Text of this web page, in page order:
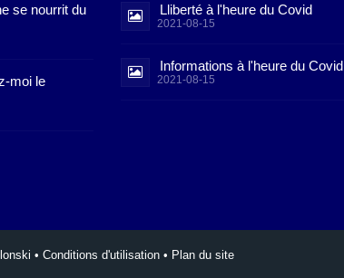
se nourrit du
moi le
Lliberté à l'heure du Covid
2021-08-15
Informations à l'heure du Covid
2021-08-15
• Conditions d'utilisation • Plan du site